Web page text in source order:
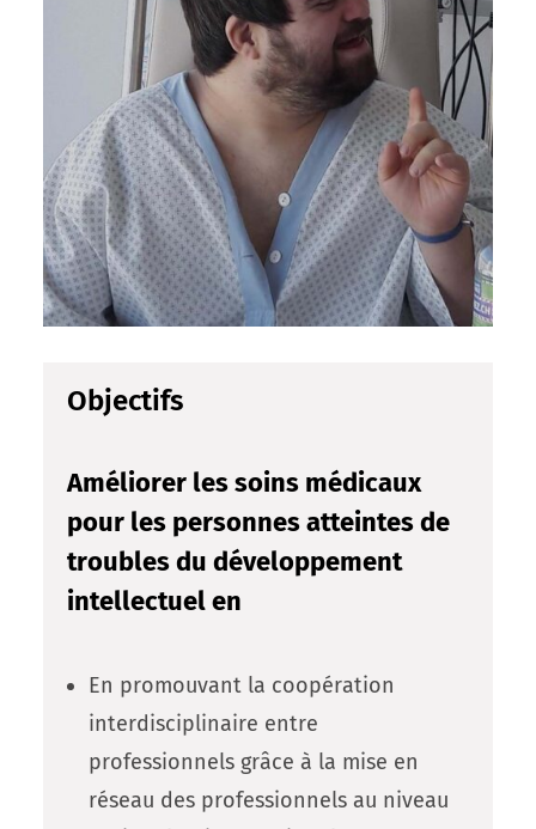
Objectifs
Améliorer les soins médicaux
pour les personnes atteintes de
troubles du développement
intellectuel en
En promouvant la coopération
interdisciplinaire entre
professionnels grâce à la mise en
réseau des professionnels au niveau